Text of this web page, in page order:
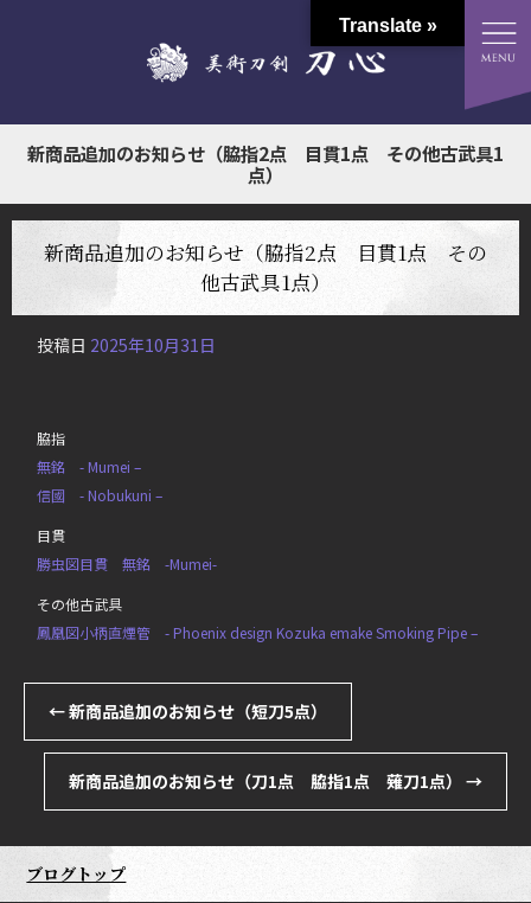
新商品追加のお知らせ（脇指2点 目貫1点 その他古武具1
点）
新商品追加のお知らせ（脇指2点 目貫1点 その
他古武具1点）
投稿日 2025年10月31日
脇指
無銘 - Mumei –
信國 - Nobukuni –
目貫
勝虫図目貫 無銘 -Mumei-
その他古武具
鳳凰図小柄直煙管 - Phoenix design Kozuka emake Smoking Pipe –
←新商品追加のお知らせ（短刀5点）
新商品追加のお知らせ（刀1点 脇指1点 薙刀1点） →
ブログトップ
Translate »